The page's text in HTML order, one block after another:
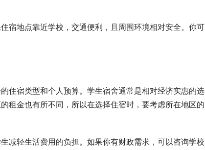
宿地点靠近学校，交通便利，且周围环境相对安全。你可
住宿类型和个人预算。学生宿舍通常是相对经济实惠的选
租金也有所不同，所以在选择住宿时，要考虑所在地区的
减轻生活费用的负担。如果你有财政需求，可以咨询学校